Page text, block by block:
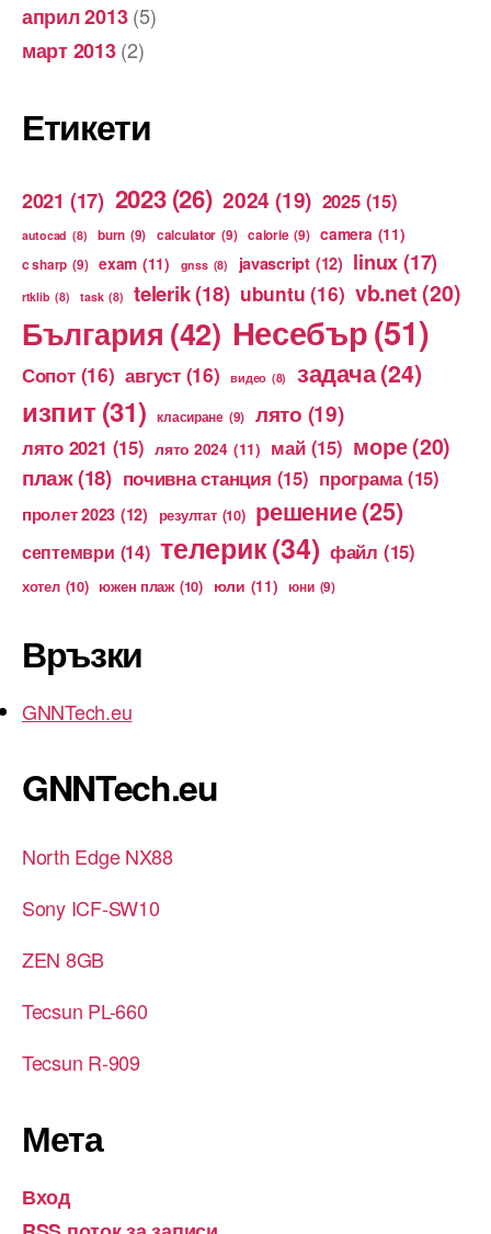
април 2013(5)
март 2013(2)
Етикети
2021 (17) 2023 (26) 2024 (19) 2025 (15)
autocad (8) burn (9) calculator (9) calorie (9) camera (11)
c sharp (9) exam (11) gnss (8) javascript (12) linux(17)
rtklib (8) task (8) telerik(18) ubuntu (16) vb.net(20)
България (42) Несебър(51)
Сопот (16) август (16) видео (8) задача(24)
изпит (31) класиране (9) лято (19)
лято 2021 (15) лято 2024 (11) май (15) море(20)
плаж(18) почивна станция (15) програма (15)
пролет 2023 (12) резултат (10) решение(25)
септември (14) телерик(34) файл (15)
хотел (10) южен плаж (10) юли (11) юни (9)
Връзки
GNNTech.eu
GNNTech.eu
North Edge NX88
Sony ICF-SW10
ZEN 8GB
Tecsun PL-660
Tecsun R-909
Мета
Вход